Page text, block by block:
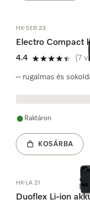
HX-SEB 23
Electro Compact
4.4
4.4 / 5
(7
– rugalmas és
Raktáron
KOSÁRBA
HX-LA 21
Duoflex Li-ion